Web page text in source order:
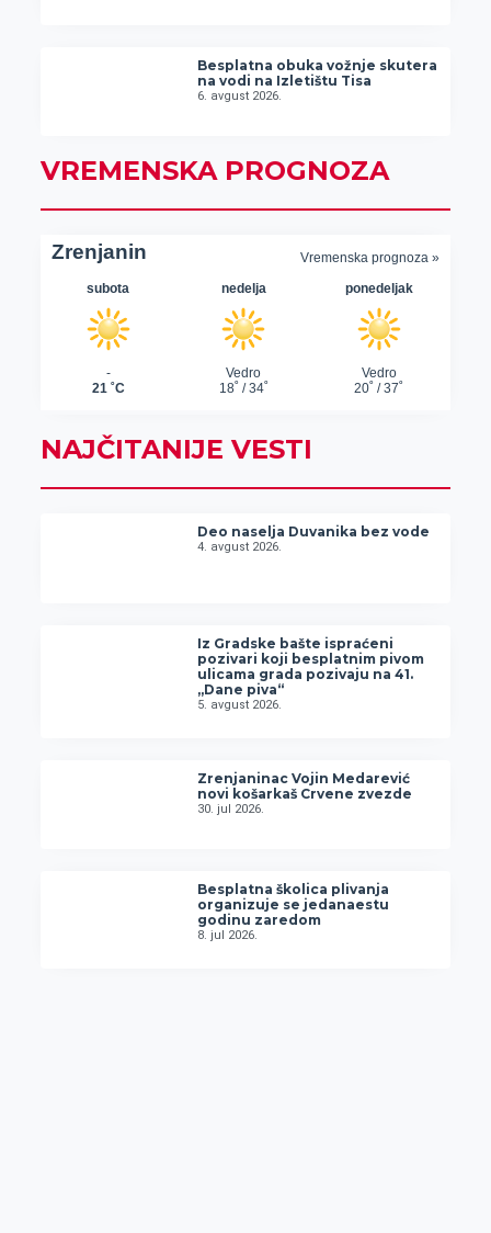
Besplatna obuka vožnje skutera
na vodi na Izletištu Tisa
6. avgust 2026.
VREMENSKA PROGNOZA
NAJČITANIJE VESTI
Deo naselja Duvanika bez vode
4. avgust 2026.
Iz Gradske bašte ispraćeni
pozivari koji besplatnim pivom
ulicama grada pozivaju na 41.
„Dane piva“
5. avgust 2026.
Zrenjaninac Vojin Medarević
novi košarkaš Crvene zvezde
30. jul 2026.
Besplatna školica plivanja
organizuje se jedanaestu
godinu zaredom
8. jul 2026.